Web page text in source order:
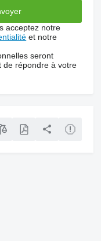
acceptez notre
et notre
seront
de répondre à votre